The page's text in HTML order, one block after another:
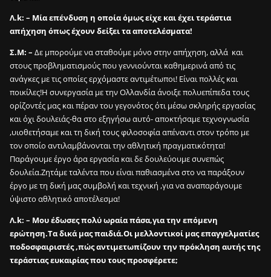
Λ.k: – Μία επένδυση η οποία όμως είχε και έχει τεράστια
απήχηση όπως έχουν δείξει τα αποτελέσματα!
Σ.Μ: – Δε μπορούμε να σταθούμε μόνο στην απήχηση, αλλά και
στους προβληματισμούς που γεννιούνται καθημερινά από τις
ανάγκες με τις οποίες ερχόμαστε αντιμέτωποι! Είναι πολλές και
ποικίλες!Η συνεργασία με την Ολλανδία άνοιξε πολυεπίπεδα τους
ορίζοντές μας και πέραν του γεγονότος ότι μέσω σκληρής εργασίας
και όχι δουλειάς-θα στο εξηγήσω αυτό- αποκτήσαμε τεχνογνωσία
,υιοθετήσαμε και τη δική τους φιλοσοφία απέναντι στον τρόπο με
τον οποίο αντιλαμβάνονται την αθλητική πραγματικότητα!
Παράγουμε έργο άρα εργασία και δε δουλεύουμε συνεπώς
δουλεία.Ζητάμε ταλέντα που είναι παθιασμένα στο να παράξουν
έργο με τη δική μας συμβολή και τεχνική ,για να αναπαράγουμε
ύψιστο αθλητικό αποτέλεσμα!
Λ.k: – Μου έδωσες πολύ ωραία πάσα,για την επόμενη
ερώτηση.Τα δικά μας παιδιά.Οι μελλοντικοί μας επαγγελματίες
ποδοσφαιριστές ,πώς αντιμετωπίζουν την πρόκληση αυτής της
τεράστιας ευκαιρίας που τους προσφέρετε;